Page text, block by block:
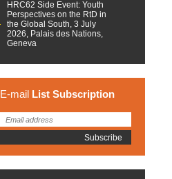
HRC62 Side Event: Youth
Perspectives on the RtD in
the Global South, 3 July
2026, Palais des Nations,
Geneva
E-mail List Subscription